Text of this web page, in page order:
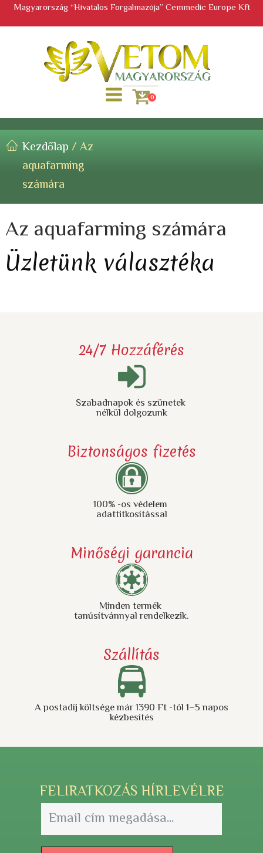
Magyarország “Hivatalos Forgalmazója” Cemmedic Europe Kft
0
Kezdőlap/ Az
aquafarming
számára
Az aquafarming számára
Üzletünk választéka
24/7 Hozzáférés
Szabadnapok és szünetek
nélkül dolgozunk
Biztonságos fizetés
100% -os védelem
adattitkosítással
Minőségi garancia
Minden termék
tanúsítvánnyal rendelkezik.
Szállítás
A postadíj költsége már 1390 Ft -tól 1–5 napos
kézbesítés
FELIRATKOZÁS HÍRLEVÉLRE